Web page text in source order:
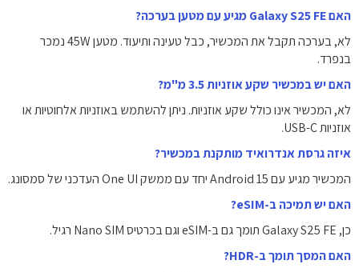
האם Galaxy S25 FE מגיע עם מטען בערכה?
לא, בערכה תקבל את המכשיר, כבל טעינה ותיעוד. מטען 45W נמכר
בנפרד.
האם יש במכשיר שקע אוזניות 3.5 מ"מ?
לא, המכשיר אינו כולל שקע אוזניות. ניתן להשתמש באוזניות אלחוטיות או
אוזניות USB-C.
איזה גרסת אנדרואיד מותקנת במכשיר?
המכשיר מגיע עם Android 15 יחד עם ממשק One UI העדכני של סמסונג.
האם יש תמיכה ב-eSIM?
כן, Galaxy S25 FE תומך גם ב-eSIM וגם בכרטיס Nano SIM רגיל.
האם המסך תומך ב-HDR?